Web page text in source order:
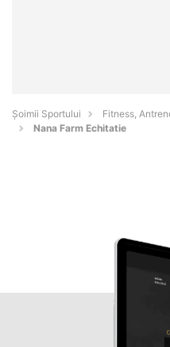
Șoimii Sportului
Fitness,
Nana Farm Echitatie